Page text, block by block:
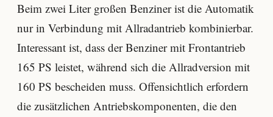
Beim zwei Liter großen Benziner ist die Automatik
nur in Verbindung mit Allradantrieb kombinierbar.
Interessant ist, dass der Benziner mit Frontantrieb
165 PS leistet, während sich die Allradversion mit
160 PS bescheiden muss. Offensichtlich erfordern
die zusätzlichen Antriebskomponenten, die den